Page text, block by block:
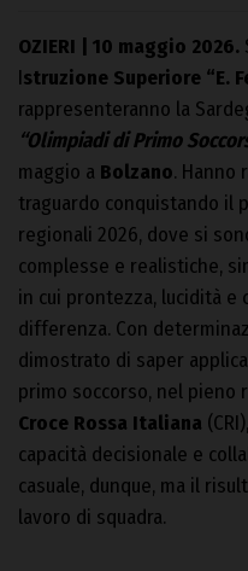
OZIERI | 10 maggio 2026.
Istruzione Superiore “E.
rappresenteranno la
“Olimpiadi di Primo
maggio a Bolzano. Hanno
traguardo conquistando il
regionali 2026, dove si
complesse e realistiche,
in cui prontezza, lucidità e
differenza. Con
dimostrato di saper
primo soccorso, nel
Croce Rossa Italiana
capacità decisionale e
casuale, dunque, ma il
lavoro di squadra.